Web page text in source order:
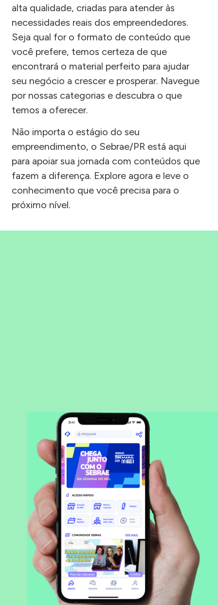
alta qualidade, criadas para atender às
necessidades reais dos empreendedores.
Seja qual for o formato de conteúdo que
você prefere, temos certeza de que
encontrará o material perfeito para ajudar
seu negócio a crescer e prosperar. Navegue
por nossas categorias e descubra o que
temos a oferecer.
Não importa o estágio do seu
empreendimento, o Sebrae/PR está aqui
para apoiar sua jornada com conteúdos que
fazem a diferença. Explore agora e leve o
conhecimento que você precisa para o
próximo nível.